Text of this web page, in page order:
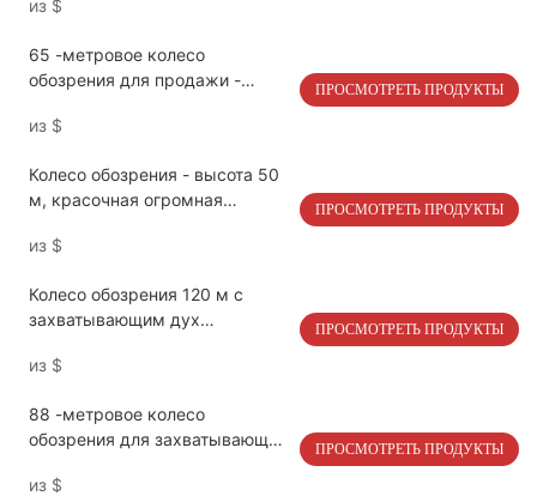
LMQ | Limeiqi
из $
65 -метровое колесо
обозрения для продажи -
на развлечениях | LMQ |
из $
ПРОСМОТРЕТЬ ПРОДУКТЫ
Колесо обозрения - высота 50
м, красочная огромная
надписью | LMQ | Limeiqi
из $
ПРОСМОТРЕТЬ ПРОДУКТЫ
Колесо обозрения 120 м с
захватывающим дух
LMQ | Limeiqi
из $
ПРОСМОТРЕТЬ ПРОДУКТЫ
88 -метровое колесо
обозрения для захватывающих
м | LMQ | Limeiqi
из $
ПРОСМОТРЕТЬ ПРОДУКТЫ